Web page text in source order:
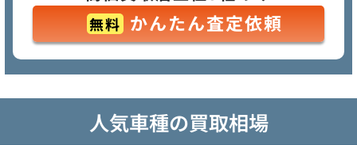
無料 かんたん査定依頼
人気車種の買取相場